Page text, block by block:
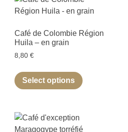
Café de Colombie Région
Huila – en grain
8,80 €
Select options